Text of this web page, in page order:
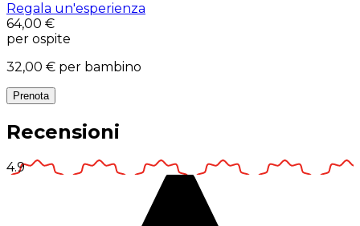
Regala un'esperienza
64,00 €
per ospite
32,00 € per bambino
Prenota
Recensioni
4.9